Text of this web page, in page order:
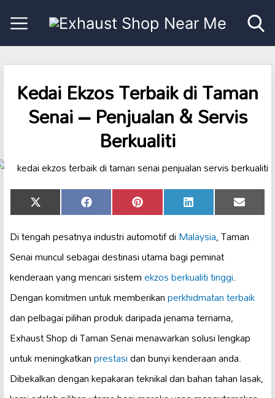
Kedai Ekzos Terbaik di Taman
Senai – Penjualan & Servis
Berkualiti
Share
on
X
(Twitter)
Share
on
Facebook Share
on
Pinterest Share
on
LinkedIn Share
on
Email
Di tengah pesatnya industri automotif diMalaysia, Taman
Senai muncul sebagai destinasi utama bagi peminat
kenderaan yang mencari sistemekzos berkualiti tinggi.
Dengan komitmen untuk memberikanperkhidmatan terbaik
dan pelbagai pilihan produk daripada jenama ternama,
Exhaust Shop di Taman Senai menawarkan solusi lengkap
untuk meningkatkanprestasidan bunyi kenderaan anda.
Dibekalkan dengan kepakaran teknikal dan bahan tahan lasak,